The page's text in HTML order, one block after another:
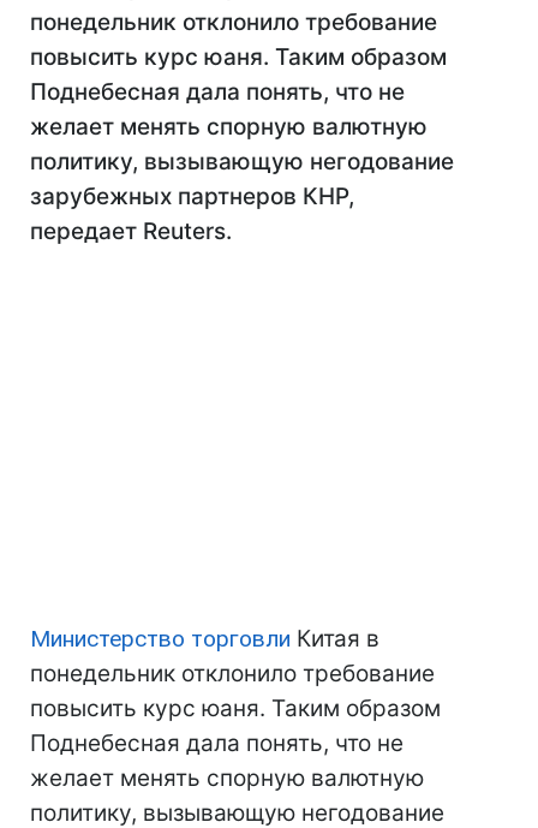
понедельник отклонило требование
повысить курс юаня. Таким образом
Поднебесная дала понять, что не
желает менять спорную валютную
политику, вызывающую негодование
зарубежных партнеров КНР,
передает Reuters.
Министерство торговли Китая в
понедельник отклонило требование
повысить курс юаня. Таким образом
Поднебесная дала понять, что не
желает менять спорную валютную
политику, вызывающую негодование